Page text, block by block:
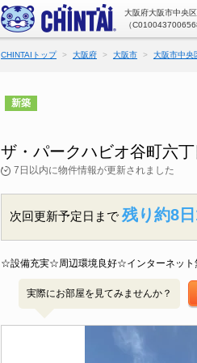
大阪府大阪市中央
（
CHINTAIトップ 大阪府 大阪市 大阪市中央
新築
ザ・パークハビオ谷町六
7日以内に物件情報が更新されました
次回更新予定日まで 残り約8
☆設備充実☆周辺環境良好☆インターネット
実際にお部屋を見てみませんか？